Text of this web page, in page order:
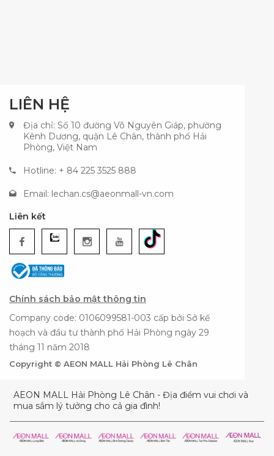
LIÊN HỆ
Địa chỉ: Số 10 đường Võ Nguyên Giáp, phường
Kênh Dương, quận Lê Chân, thành phố Hải
Phòng, Việt Nam
Hotline: + 84 225 3525 888
Email: lechan.cs@aeonmall-vn.com
Liên kết
Chính sách bảo mật thông tin
Company code: 0106099581-003 cấp bởi Sở kế
hoạch và đầu tư thành phố Hải Phòng ngày 29
tháng 11 năm 2018
Copyright © AEON MALL Hải Phòng Lê Chân
AEON MALL Hải Phòng Lê Chân - Địa điểm vui chơi và
mua sắm lý tưởng cho cả gia đình!